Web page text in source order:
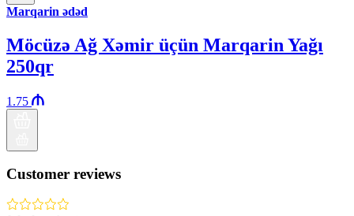
Marqarin ədəd
Möcüzə Ağ Xəmir üçün Marqarin Yağı
250qr
1.75
Customer reviews